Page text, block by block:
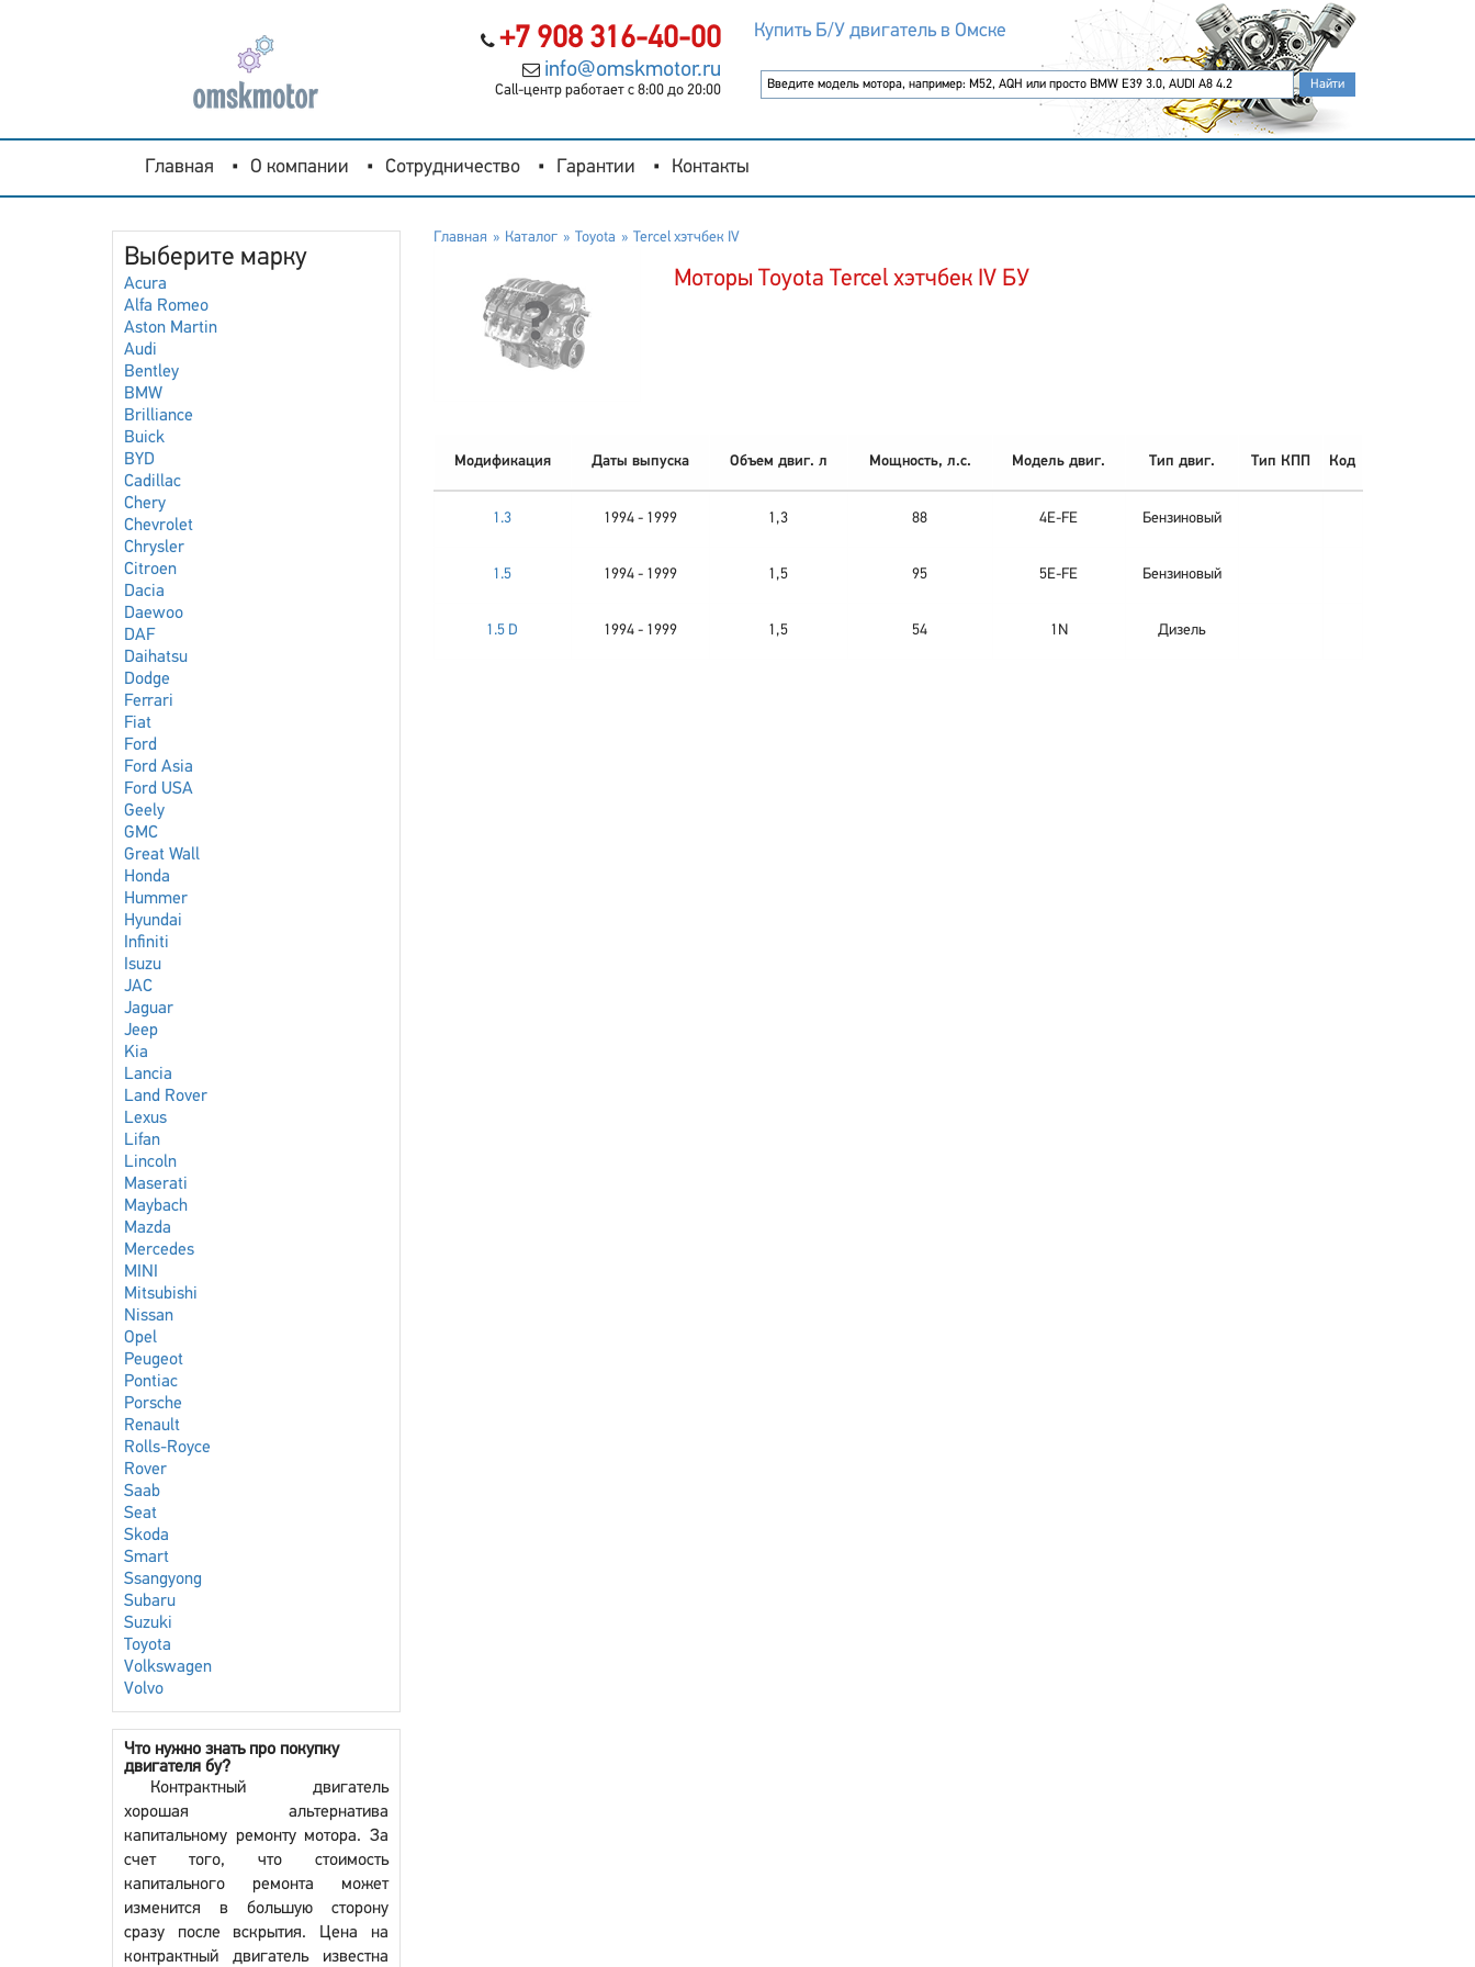
+7 908 316-40-00
info@omskmotor.ru
Call-центр работает с 8:00 до 20:00
Купить Б/У двигатель в Омске
Главная О компании Сотрудничество Гарантии Контакты
Выберите марку
Acura
Alfa Romeo
Aston Martin
Audi
Bentley
BMW
Brilliance
Buick
BYD
Cadillac
Chery
Chevrolet
Chrysler
Citroen
Dacia
Daewoo
DAF
Daihatsu
Dodge
Ferrari
Fiat
Ford
Ford Asia
Ford USA
Geely
GMC
Great Wall
Honda
Hummer
Hyundai
Infiniti
Isuzu
JAC
Jaguar
Jeep
Kia
Lancia
Land Rover
Lexus
Lifan
Lincoln
Maserati
Maybach
Mazda
Mercedes
MINI
Mitsubishi
Nissan
Opel
Peugeot
Pontiac
Porsche
Renault
Rolls-Royce
Rover
Saab
Seat
Skoda
Smart
Ssangyong
Subaru
Suzuki
Toyota
Volkswagen
Volvo
Что нужно знать про покупку
двигателя бу?
Контрактный двигатель
хорошая альтернатива
капитальному ремонту мотора. За
счет того, что стоимость
капитального ремонта может
изменится в большую сторону
сразу после вскрытия. Цена на
контрактный двигатель известна
Главная Каталог Toyota Tercel хэтчбек IV
Моторы Toyota Tercel хэтчбек IV БУ
Модификация Даты выпуска Объем двиг. л Мощность, л.с. Модель двиг. Тип двиг. Тип КПП Код
1.3 1994 - 1999 1,3 88 4E-FE Бензиновый
1.5 1994 - 1999 1,5 95 5E-FE Бензиновый
1.5 D 1994 - 1999 1,5 54 1N Дизель